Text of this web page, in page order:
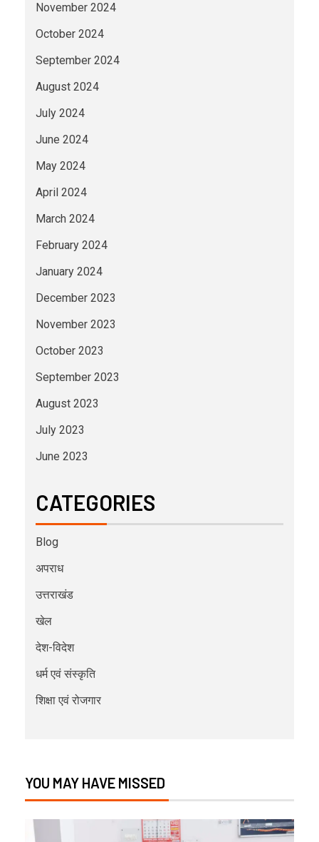
November 2024
October 2024
September 2024
August 2024
July 2024
June 2024
May 2024
April 2024
March 2024
February 2024
January 2024
December 2023
November 2023
October 2023
September 2023
August 2023
July 2023
June 2023
CATEGORIES
Blog
अपराध
उत्तराखंड
खेल
देश-विदेश
धर्म एवं संस्कृति
शिक्षा एवं रोजगार
YOU MAY HAVE MISSED